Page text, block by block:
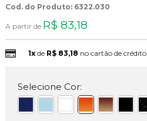
Cod. do Produto: 6322.030
A partir de R$ 83,18
1xde R$ 83,18 no cartão de crédito
Selecione Cor: